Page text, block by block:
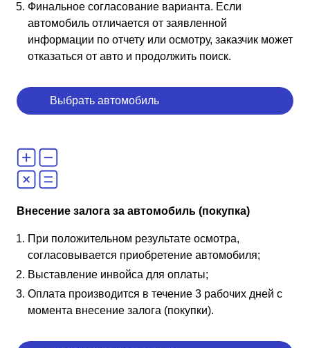
Финальное согласование варианта. Если
автомобиль отличается от заявленной
информации по отчету или осмотру, заказчик может
отказаться от авто и продолжить поиск.
Выбрать автомобиль
Внесение залога за автомобиль (покупка)
При положительном результате осмотра,
согласовывается приобретение автомобиля;
Выставление инвойса для оплаты;
Оплата производится в течение 3 рабочих дней с
момента внесение залога (покупки).